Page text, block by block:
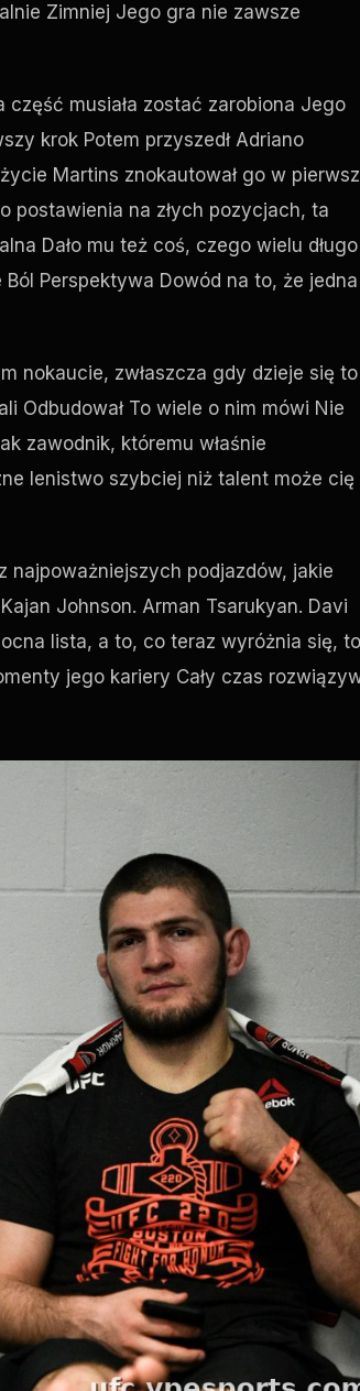
Zimniej Jego gra nie zawsze
część musiała zostać zarobiona Jego
krok Potem przyszedł Adriano
życie Martins znokautował go w
postawienia na złych pozycjach, ta
Dało mu też coś, czego wielu długo
Perspektywa Dowód na to, że jedna
nokaucie, zwłaszcza gdy dzieje się to
Odbudował To wiele o nim mówi Nie
zawodnik, któremu właśnie
lenistwo szybciej niż talent może cię
najpoważniejszych podjazdów, jakie
Johnson. Arman Tsarukyan. Davi
lista, a to, co teraz wyróżnia się, to
jego kariery Cały czas